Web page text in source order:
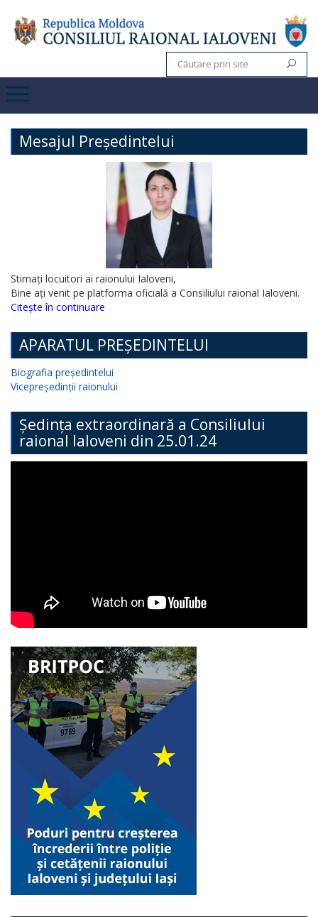
Mesajul Președintelui
Stimați locuitori ai raionului Ialoveni,
Bine ați venit pe platforma oficială a Consiliului raional Ialoveni.
Citește în continuare
APARATUL PREȘEDINTELUI
Biografia președintelui
Vicepreședinții raionului
Ședința extraordinară a Consiliului
raional Ialoveni din 25.01.24